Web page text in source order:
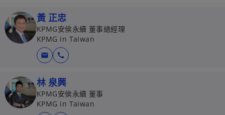
黃 正忠
KPMG安侯永續 董事總經理
KPMG in Taiwan
mail call
林 泉興
KPMG安侯永續 董事
KPMG in Taiwan